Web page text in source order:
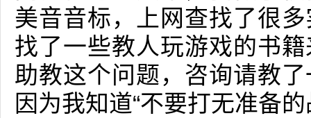
美音音标，上网查找了很
找了一些教人玩游戏的书
助教这个问题，咨询请教
因为我知道“不要打无准备